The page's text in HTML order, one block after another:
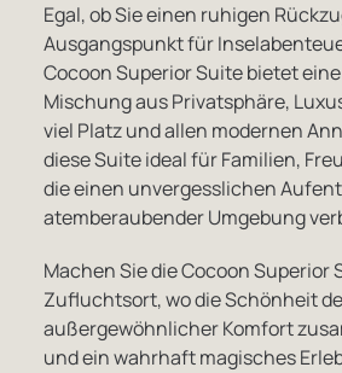
Egal, ob Sie einen ruhigen
Ausgangspunkt für
Cocoon Superior Suite bietet
Mischung aus Privatsphäre,
viel Platz und allen modernen
diese Suite ideal für Familien,
die einen unvergesslichen
atemberaubender Umgebung
Machen Sie die Cocoon Superior
Zufluchtsort, wo die Schönheit
außergewöhnlicher Komfort
und ein wahrhaft magisches